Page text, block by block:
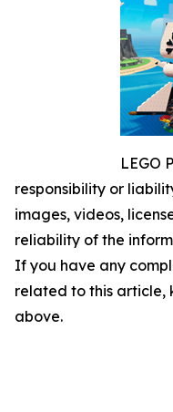
LEGO
responsibility or
images, videos,
reliability of the
If you have any
related to this article,
above.